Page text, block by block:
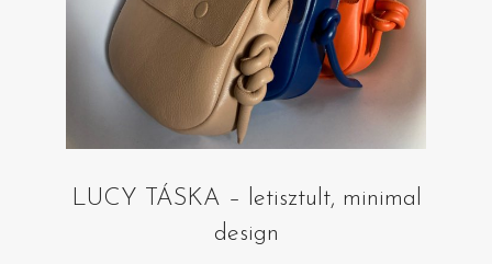
LUCY TÁSKA – letisztult, minimal
design